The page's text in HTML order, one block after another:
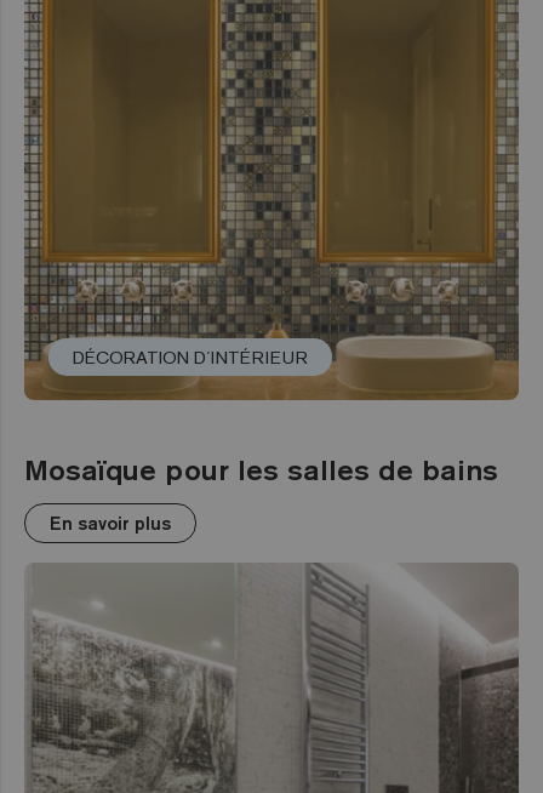
DÉCORATION D´INTÉRIEUR
Mosaïque pour les salles de bains
En savoir plus